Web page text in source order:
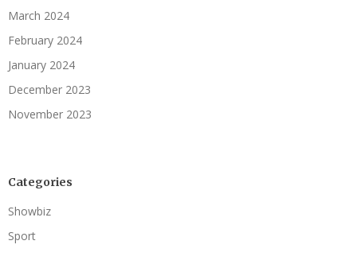
March 2024
February 2024
January 2024
December 2023
November 2023
Categories
Showbiz
Sport